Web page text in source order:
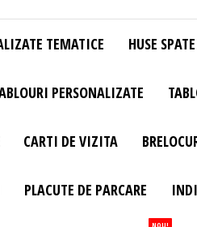
TEMATICE HUSE
PERSONALIZATE
CARTI DE VIZITA
PLACUTE DE PARCARE